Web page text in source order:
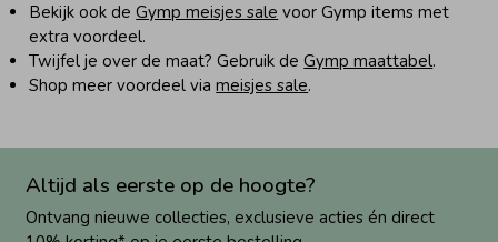
Bekijk ook deGymp meisjes sale voor Gymp items met
extra voordeel.
Twijfel je over de maat? Gebruik deGymp maattabel.
Shop meer voordeel viameisjes sale.
Altijd als eerste op de hoogte?
Ontvang nieuwe collecties, exclusieve acties én direct